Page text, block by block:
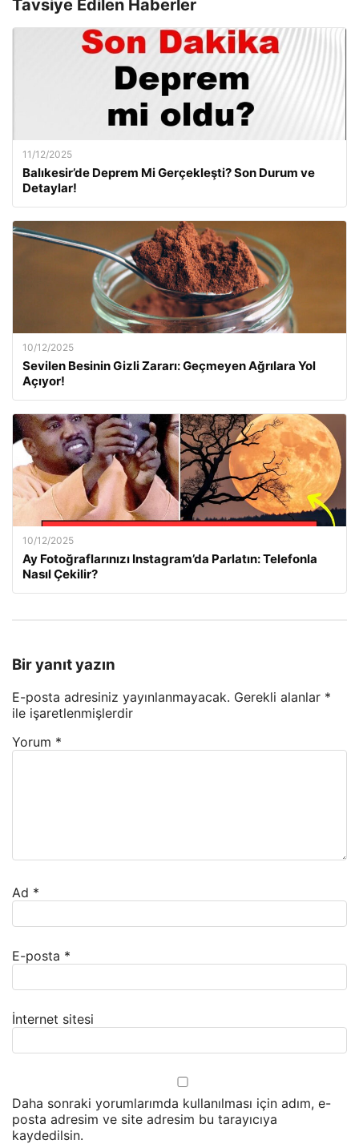
Tavsiye Edilen Haberler
11/12/2025
Balıkesir’de Deprem Mi Gerçekleşti? Son Durum ve
Detaylar!
10/12/2025
Sevilen Besinin Gizli Zararı: Geçmeyen Ağrılara Yol
Açıyor!
10/12/2025
Ay Fotoğraflarınızı Instagram’da Parlatın: Telefonla
Nasıl Çekilir?
Bir yanıt yazın
E-posta adresiniz yayınlanmayacak. Gerekli alanlar *
ile işaretlenmişlerdir
Yorum *
Ad *
E-posta *
İnternet sitesi
Daha sonraki yorumlarımda kullanılması için adım, e-
posta adresim ve site adresim bu tarayıcıya
kaydedilsin.